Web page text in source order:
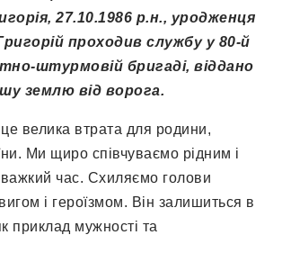
27.10.1986 р.н., уродженця
проходив службу у 80-й
штурмовій бригаді, віддано
землю від ворога.
велика втрата для родини,
Ми щиро співчуваємо рідним і
час. Схиляємо голови
і героїзмом. Він залишиться в
приклад мужності та